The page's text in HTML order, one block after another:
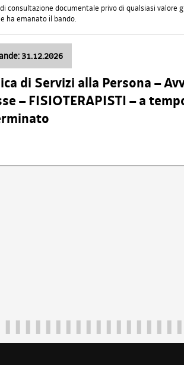
documentale privo di qualsiasi valore
ha emanato il bando.
31.12.2026
di Servizi alla Persona –
– FISIOTERAPISTI – a